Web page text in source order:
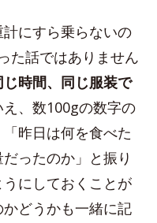
にすら乗らないの
た話ではありません
時間、同じ服装で
え、数100gの数字の
昨日は何を食べた
ったのか」と振り
にしておくことが
どうかも一緒に記